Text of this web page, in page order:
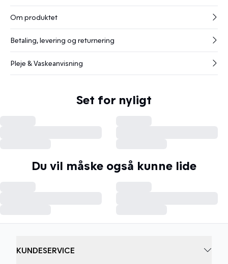
Om produktet
Betaling, levering og returnering
Pleje & Vaskeanvisning
Set for nyligt
Du vil måske også kunne lide
KUNDESERVICE